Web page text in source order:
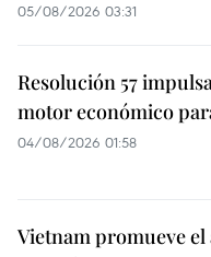
05/08/2026 03:31
Resolución 57
motor económico
04/08/2026 01:58
Vietnam promueve